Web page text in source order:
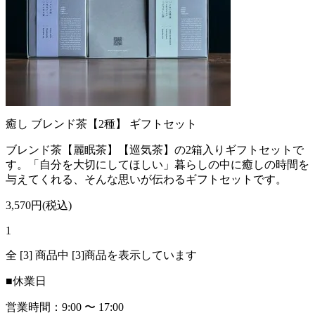
癒し ブレンド茶【2種】 ギフトセット
ブレンド茶【麗眠茶】【巡気茶】の2箱入りギフトセットで
す。「自分を大切にしてほしい」暮らしの中に癒しの時間を
与えてくれる、そんな思いが伝わるギフトセットです。
3,570円(税込)
1
全 [3] 商品中 [3]商品を表示しています
■休業日
営業時間：9:00 〜 17:00